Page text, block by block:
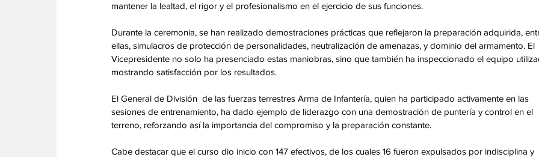
mantener la lealtad, el rigor y el profesionalismo en el ejercicio de sus funciones.
Durante la ceremonia, se han realizado demostraciones prácticas que reflejaron la preparación adquirida,
ellas, simulacros de protección de personalidades, neutralización de amenazas, y dominio del armamento. El
Vicepresidente no solo ha presenciado estas maniobras, sino que también ha inspeccionado el equipo
mostrando satisfacción por los resultados.
El General de División  de las fuerzas terrestres Arma de Infantería, quien ha participado activamente en las
sesiones de entrenamiento, ha dado ejemplo de liderazgo con una demostración de puntería y control en el
terreno, reforzando así la importancia del compromiso y la preparación constante.
Cabe destacar que el curso dio inicio con 147 efectivos, de los cuales 16 fueron expulsados por indisciplina y